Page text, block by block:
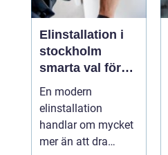
Elinstallation i
stockholm
smarta val för
säkra och
energieffektiva
fastigheter
En modern
elinstallation
handlar om mycket
mer än att dra